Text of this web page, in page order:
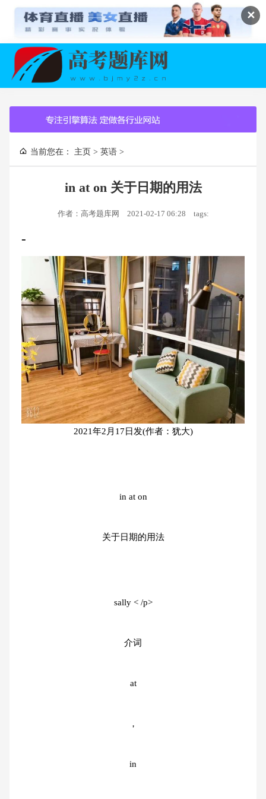
✕
当前您在： 主页 > 英语 >
in at on 关于日期的用法
作者：高考题库网 2021-02-17 06:28 tags:
-
2021年2月17日发(作者：犹大)
in at on
关于日期的用法
sally < /p>
介词
at
，
in